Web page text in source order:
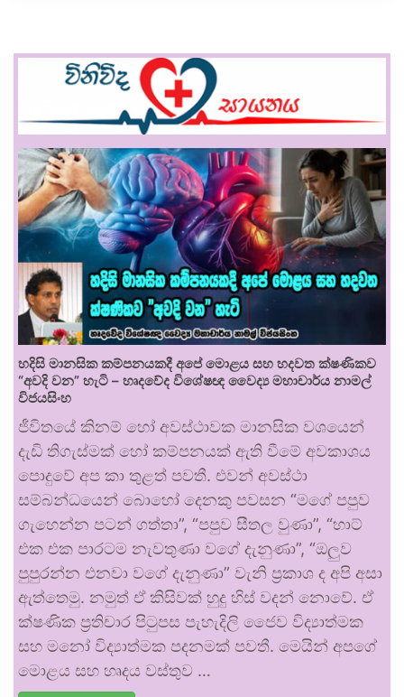
හදිසි මානසික කම්පනයකදී අපේ මොළය සහ හදවත ක්ෂණිකව
“අවදි වන” හැටි – හෘදවේද විශේෂඥ වෛද්‍ය මහාචාර්ය නාමල්
විජයසිංහ
ජීවිතයේ කිනම් හෝ අවස්ථාවක මානසික වශයෙන්
දැඩි තිගැස්මක් හෝ කම්පනයක් ඇති වීමේ අවකාශය
පොදුවේ අප කා තුළත් පවතී. එවන් අවස්ථා
සම්බන්ධයෙන් බොහෝ දෙනකු පවසන “මගේ පපුව
ගැහෙන්න පටන් ගත්තා”, “පපුව සීතල වුණා”, “හාට්
එක එක පාරටම නැවතුණා වගේ දැනුණා”, “ඔලුව
පුපුරන්න එනවා වගේ දැනුණා” වැනි ප්‍රකාශ ද අපි අසා
ඇත්තෙමු. නමුත් ඒ කිසිවක් හුදු හිස් වදන් නොවේ. ඒ
ක්ෂණික ප්‍රතිචාර පිටුපස පැහැදිලි ජෛව විද්‍යාත්මක
සහ මනෝ විද්‍යාත්මක පදනමක් පවතී. මෙයින් අපගේ
මොළය සහ හෘදය වස්තුව …